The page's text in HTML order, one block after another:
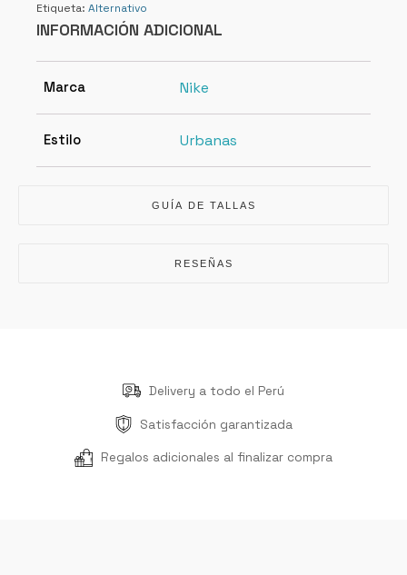
Etiqueta: Alternativo
INFORMACIÓN ADICIONAL
Marca Nike
Estilo Urbanas
GUÍA DE TALLAS
RESEÑAS
Delivery a todo el Perú
Satisfacción garantizada
Regalos adicionales al finalizar compra